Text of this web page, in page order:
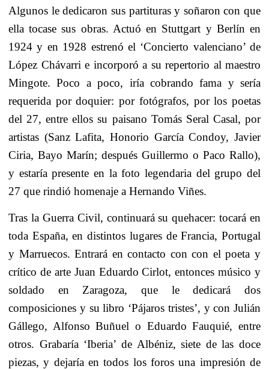
Algunos le dedicaron sus partituras y soñaron con que
ella tocase sus obras. Actuó en Stuttgart y Berlín en
1924 y en 1928 estrenó el ‘Concierto valenciano’ de
López Chávarri e incorporó a su repertorio al maestro
Mingote. Poco a poco, iría cobrando fama y sería
requerida por doquier: por fotógrafos, por los poetas
del 27, entre ellos su paisano Tomás Seral Casal, por
artistas (Sanz Lafita, Honorio García Condoy, Javier
Ciria, Bayo Marín; después Guillermo o Paco Rallo),
y estaría presente en la foto legendaria del grupo del
27 que rindió homenaje a Hernando Viñes.
Tras la Guerra Civil, continuará su quehacer: tocará en
toda España, en distintos lugares de Francia, Portugal
y Marruecos. Entrará en contacto con con el poeta y
crítico de arte Juan Eduardo Cirlot, entonces músico y
soldado en Zaragoza, que le dedicará dos
composiciones y su libro ‘Pájaros tristes’, y con Julián
Gállego, Alfonso Buñuel o Eduardo Fauquié, entre
otros. Grabaría ‘Iberia’ de Albéniz, siete de las doce
piezas, y dejaría en todos los foros una impresión de